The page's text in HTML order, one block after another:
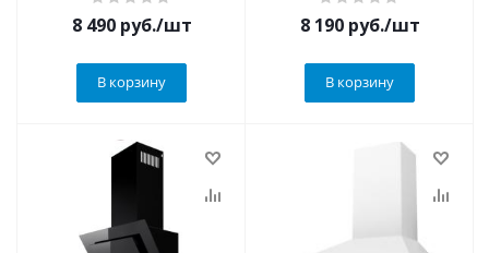
8 490руб./шт
В корзину
8 190руб./шт
В корзину